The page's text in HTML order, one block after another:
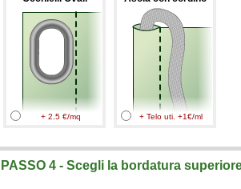
+ 2.5 €/mq + Telo uti. +1€/ml
PASSO 4 - Scegli la bordatura